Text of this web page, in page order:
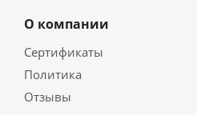
О компании
Сертификаты
Политика
Отзывы